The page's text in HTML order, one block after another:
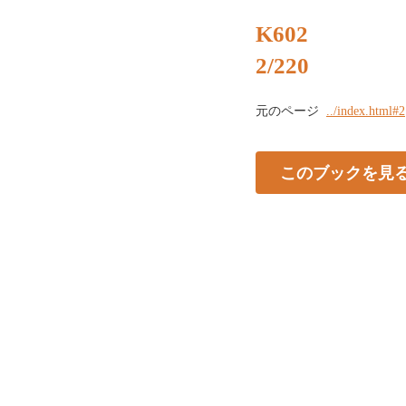
K602
2/220
元のページ ../index.html#2
このブックを見